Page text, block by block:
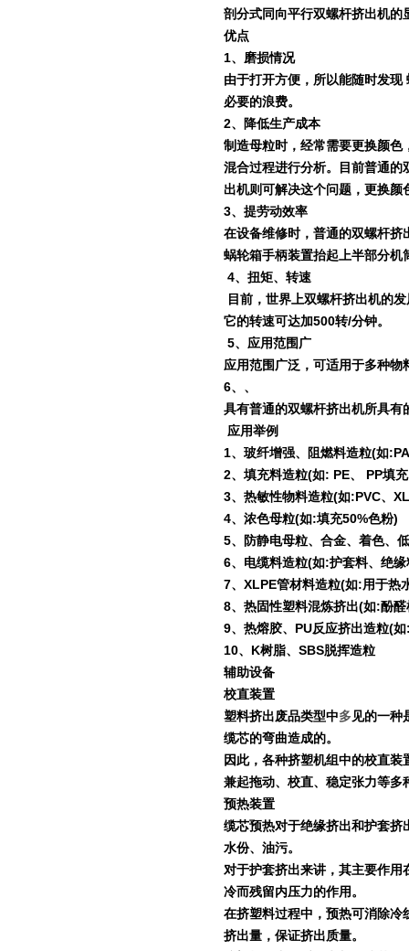
剖分式同向平行双螺杆挤出机的
优点
1、磨损情况
由于打开方便，所以能随时发
必要的浪费。
2、降低生产成本
制造母粒时，经常需要更换颜
混合过程进行分析。目前普通的
出机则可解决这个问题，更换
3、提劳动效率
在设备维修时，普通的双螺杆
蜗轮箱手柄装置抬起上半部分机
4、扭矩、转速
目前，世界上双螺杆挤出机的
它的转速可达加500转/分钟。
5、应用范围广
应用范围广泛，可适用于多种物
6、、
具有普通的双螺杆挤出机所具
应用举例
1、玻纤增强、阻燃料造粒(如
2、填充料造粒(如: PE、 PP填充
3、热敏性物料造粒(如:PVC、
4、浓色母粒(如:填充50%色粉)
5、防静电母粒、合金、着色、
6、电缆料造粒(如:护套料、绝缘
7、 XLPE管材料造粒(如:用于热
8、热固性塑料混炼挤出(如:酚醛
9、热熔胶、 PU反应挤出造粒(如
10、 K树脂、 SBS脱挥造粒
辅助设备
校直装置
塑料挤出废品类型中多见的一种
缆芯的弯曲造成的。
因此，各种挤塑机组中的校直
兼起拖动、校直、稳定张力等多
预热装置
缆芯预热对于绝缘挤出和护套挤
水份、油污。
对于护套挤出来讲，其主要作
冷而残留内压力的作用。
在挤塑料过程中，预热可消除
挤出量，保证挤出质量。